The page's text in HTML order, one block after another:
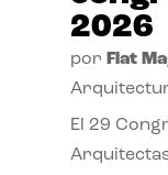
2026
por Flat
El 29